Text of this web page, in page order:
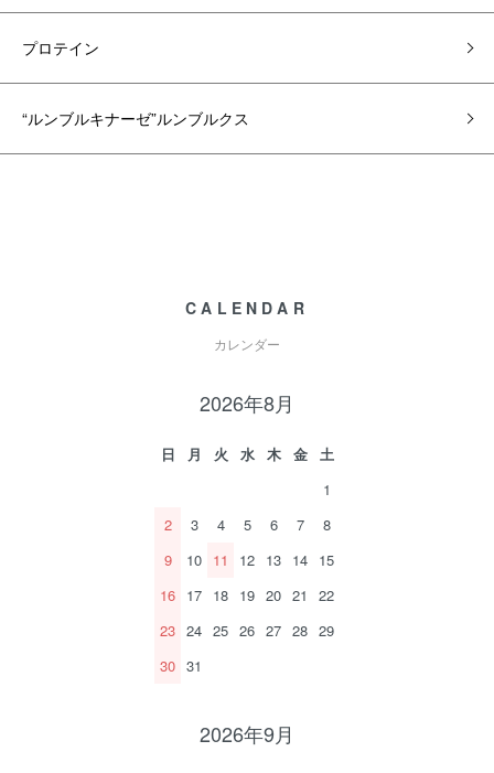
プロテイン
“ルンブルキナーゼ”ルンブルクス
CALENDAR
カレンダー
2026年8月
日 月 火 水 木 金
土
1
2
3 4 5 6 7
8
9
10 11 12 13 14 15
16 17 18 19 20 21
22
23 24 25 26 27 28 29
30 31
2026年9月